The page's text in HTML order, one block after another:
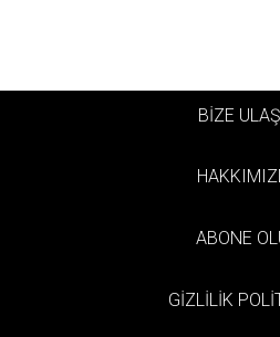
BİZE
ABONE
GİZLİLİK